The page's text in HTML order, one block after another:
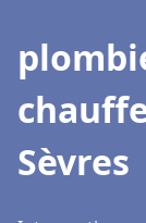
Sèvres